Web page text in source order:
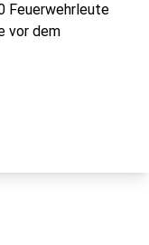
Feuerwehrleute
vor dem